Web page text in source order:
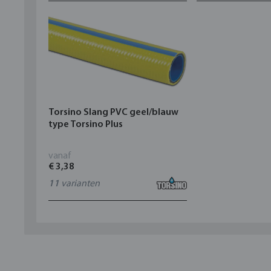
Torsino Slang PVC geel/blauw
type Torsino Plus
vanaf
€ 3,38
11 varianten